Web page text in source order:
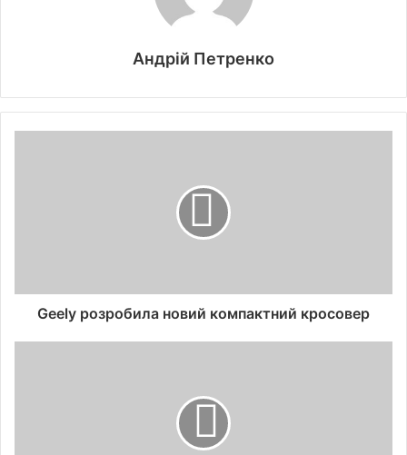
Андрій Петренко
Geely розробила новий компактний кросовер